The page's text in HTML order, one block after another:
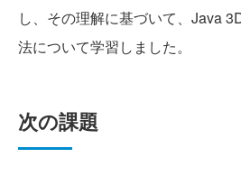
し、その理解に基づいて、Java
法について学習しました。
次の課題